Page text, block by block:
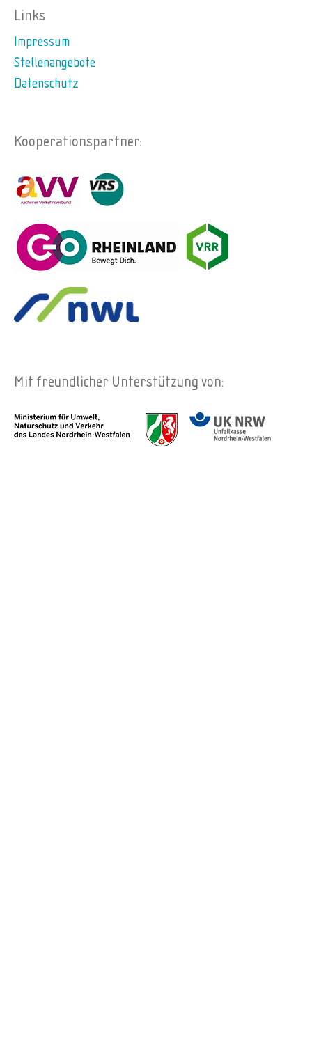
Links
Impressum
Stellenangebote
Datenschutz
Kooperationspartner:
Mit freundlicher Unterstützung von: